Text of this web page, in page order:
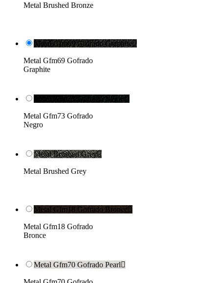
Metal Brushed Bronze
Metal Gfm69 Gofrado Graphite
Metal Gfm69 Gofrado
Graphite
Metal Gfm73 Gofrado Negro
Metal Gfm73 Gofrado
Negro
Metal Brushed Grey
Metal Brushed Grey
Metal Gfm18 Gofrado Bronce
Metal Gfm18 Gofrado
Bronce
Metal Gfm70 Gofrado Pearl